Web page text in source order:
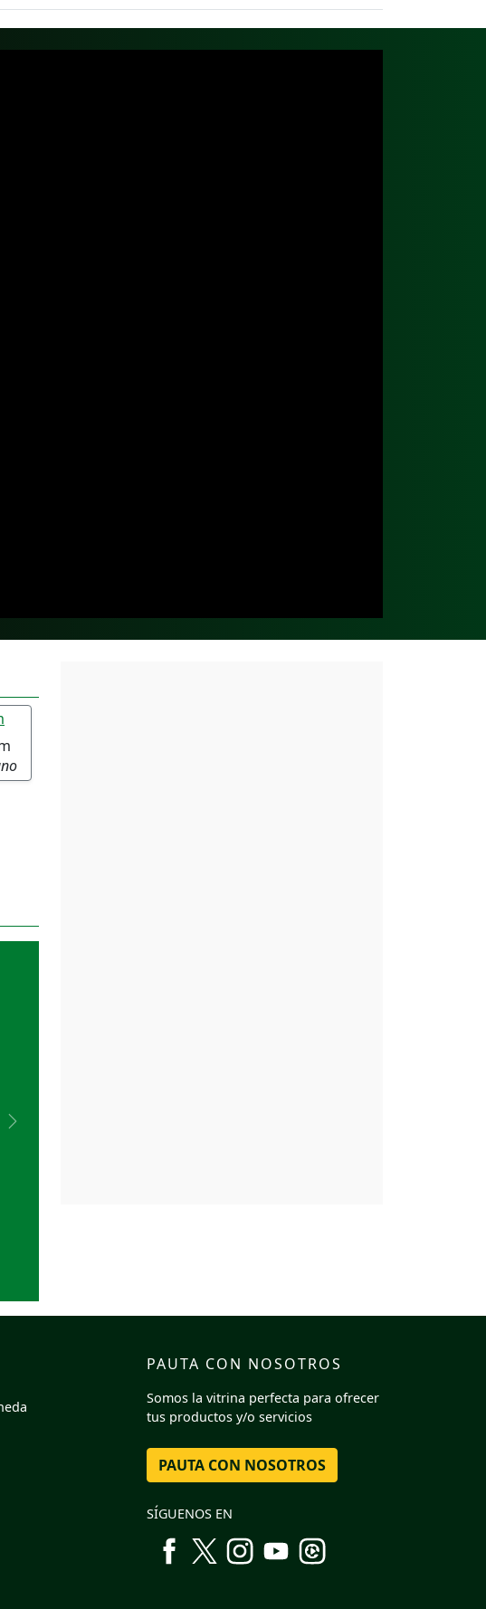
Next
PAUTA CON NOSOTROS
Somos la vitrina perfecta para ofrecer
tus productos y/o servicios
PAUTA CON NOSOTROS
SÍGUENOS EN